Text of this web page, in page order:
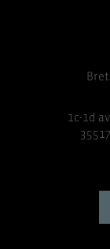
1c-1d